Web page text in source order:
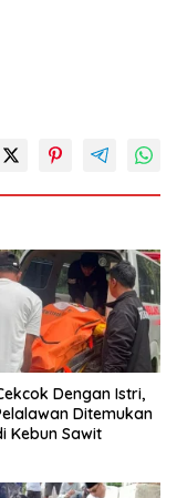
Dengan Istri,
Ditemukan
Kebun Sawit